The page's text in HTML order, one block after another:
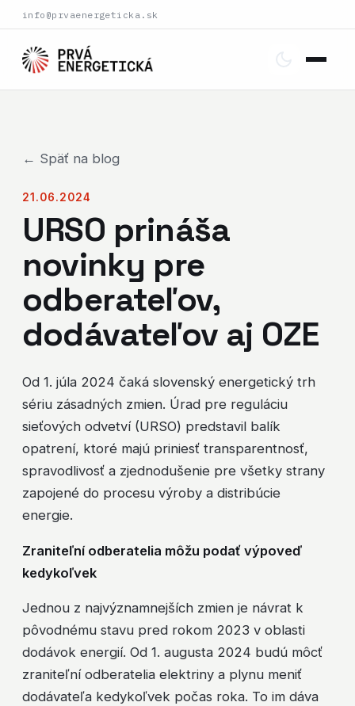
info@prvaenergeticka.sk
← Späť na blog
21.06.2024
URSO prináša
novinky pre
odberateľov,
dodávateľov aj OZE
Od 1. júla 2024 čaká slovenský energetický trh
sériu zásadných zmien. Úrad pre reguláciu
sieťových odvetví (URSO) predstavil balík
opatrení, ktoré majú priniesť transparentnosť,
spravodlivosť a zjednodušenie pre všetky strany
zapojené do procesu výroby a distribúcie
energie.
Zraniteľní odberatelia môžu podať výpoveď
kedykoľvek
Jednou z najvýznamnejších zmien je návrat k
pôvodnému stavu pred rokom 2023 v oblasti
dodávok energií. Od 1. augusta 2024 budú môcť
zraniteľní odberatelia elektriny a plynu meniť
dodávateľa kedykoľvek počas roka. To im dáva